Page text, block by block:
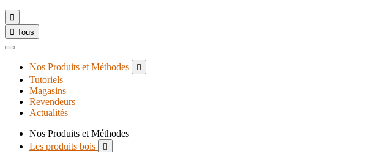

 Tous
Nos Produits et Méthodes 
Tutoriels
Magasins
Revendeurs
Actualités
Nos Produits et Méthodes
Les produits bois
